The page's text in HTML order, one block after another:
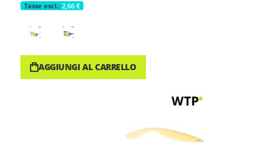
2,66 €
AGGIUNGI AL CARRELLO